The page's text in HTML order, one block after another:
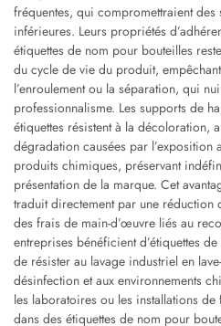
fréquentes, qui compromettraient des
inférieures. Leurs propriétés
étiquettes de nom pour bouteilles
du cycle de vie du produit,
l’enroulement ou la séparation, qui
professionnalisme. Les supports de
étiquettes résistent à la décoloration,
dégradation causées par l’exposition
produits chimiques, préservant
présentation de la marque. Cet
traduit directement par une réduction
des frais de main-d’œuvre liés au
entreprises bénéficient d’étiquettes
de résister au lavage industriel en
désinfection et aux environnements
les laboratoires ou les installations de
dans des étiquettes de nom pour